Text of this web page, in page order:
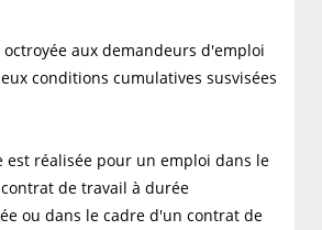
octroyée aux demandeurs d'emploi
conditions cumulatives susvisées
est réalisée pour un emploi dans le
de travail à durée
ou dans le cadre d'un contrat de